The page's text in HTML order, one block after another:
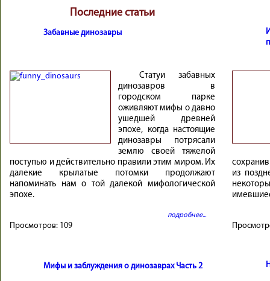
Последние статьи
Забавные динозавры
Статуи забавных
динозавров в
городском парке
оживляют мифы о давно
ушедшей древней
эпохе, когда настоящие
динозавры потрясали
землю своей тяжелой
поступью и действительно правили этим миром. Их
далекие крылатые потомки продолжают
напоминать нам о той далекой мифологической
эпохе.
подробнее...
Просмотров: 109
Мифы и заблуждения о динозаврах Часть 2
из